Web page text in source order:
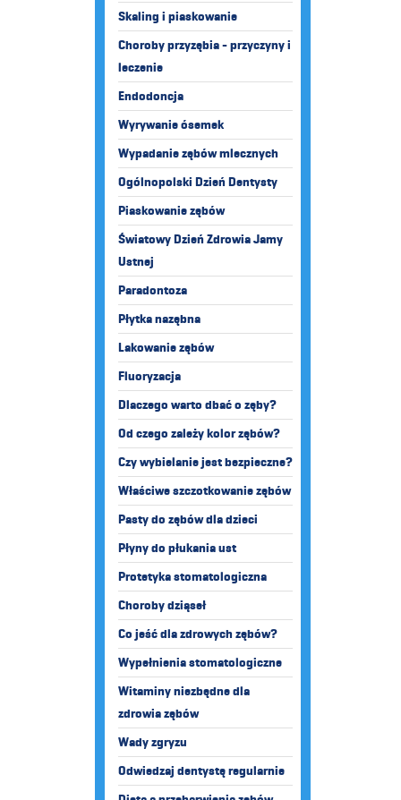
Skaling i piaskowanie
Choroby przyzębia - przyczyny i
leczenie
Endodoncja
Wyrywanie ósemek
Wypadanie zębów mlecznych
Ogólnopolski Dzień Dentysty
Piaskowanie zębów
Światowy Dzień Zdrowia Jamy
Ustnej
Paradontoza
Płytka nazębna
Lakowanie zębów
Fluoryzacja
Dlaczego warto dbać o zęby?
Od czego zależy kolor zębów?
Czy wybielanie jest bezpieczne?
Właściwe szczotkowanie zębów
Pasty do zębów dla dzieci
Płyny do płukania ust
Protetyka stomatologiczna
Choroby dziąseł
Co jeść dla zdrowych zębów?
Wypełnienia stomatologiczne
Witaminy niezbędne dla
zdrowia zębów
Wady zgryzu
Odwiedzaj dentystę regularnie